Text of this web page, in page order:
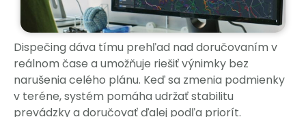
Dispečing dáva tímu prehľad nad doručovaním v
reálnom čase a umožňuje riešiť výnimky bez
narušenia celého plánu. Keď sa zmenia podmienky
v teréne, systém pomáha udržať stabilitu
prevádzky a doručovať ďalej podľa priorít.